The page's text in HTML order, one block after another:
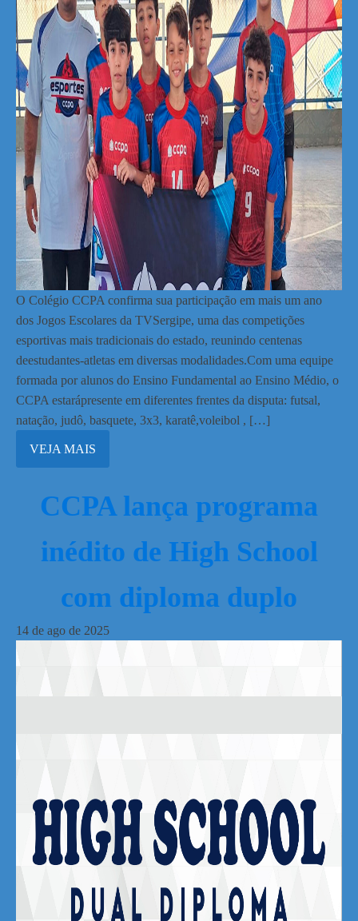
O Colégio CCPA confirma sua participação em mais um ano
dos Jogos Escolares da TVSergipe, uma das competições
esportivas mais tradicionais do estado, reunindo centenas
deestudantes-atletas em diversas modalidades.Com uma equipe
formada por alunos do Ensino Fundamental ao Ensino Médio, o
CCPA estarápresente em diferentes frentes da disputa: futsal,
natação, judô, basquete, 3x3, karatê,voleibol , […]
VEJA MAIS
CCPA lança programa
inédito de High School
com diploma duplo
14 de ago de 2025